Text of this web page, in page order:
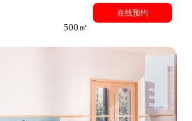
500㎡
在线预约